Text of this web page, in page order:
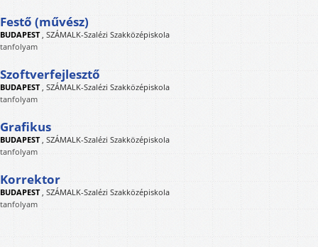
Festő (művész)
BUDAPEST SZÁMALK-Szalézi Szakközépiskola
tanfolyam
Szoftverfejlesztő
BUDAPEST SZÁMALK-Szalézi Szakközépiskola
tanfolyam
Grafikus
BUDAPEST SZÁMALK-Szalézi Szakközépiskola
tanfolyam
Korrektor
BUDAPEST SZÁMALK-Szalézi Szakközépiskola
tanfolyam